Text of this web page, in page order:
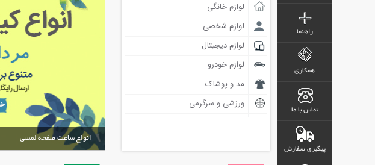
راهنما
همکاری
تماس با ما
پیگیری سفارش
لوازم خانگی
لوازم شخصی
لوازم دیجیتال
لوازم خودرو
مد و پوشاک
ورزشی و سرگرمی
انواع ساعت صفحه لمسی